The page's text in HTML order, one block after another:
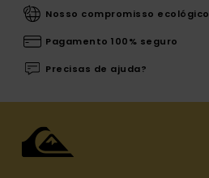
Nosso compromisso ecológico
Pagamento 100% seguro
Precisas de ajuda?